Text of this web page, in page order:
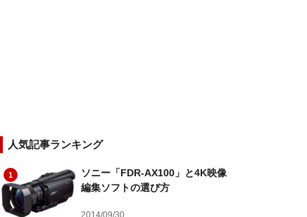
人気記事ランキング
1
ソニー「FDR-AX100」と4K映像
編集ソフトの選び方
2014/09/30